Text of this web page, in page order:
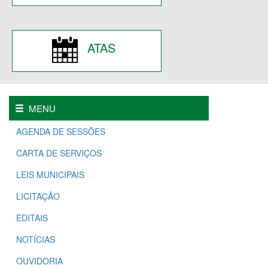
ATAS
MENU
AGENDA DE SESSÕES
CARTA DE SERVIÇOS
LEIS MUNICIPAIS
LICITAÇÃO
EDITAIS
NOTÍCIAS
OUVIDORIA